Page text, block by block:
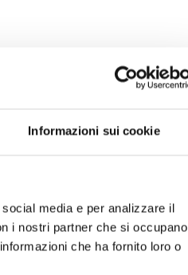
Informazioni sui cookie
media e per analizzare il
i nostri partner che si occupano
che ha fornito loro o